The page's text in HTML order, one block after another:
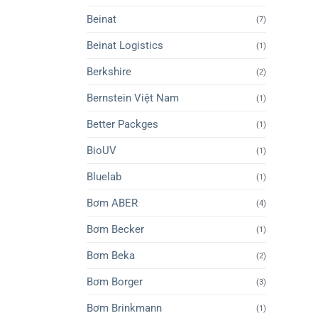
Beinat (7)
Beinat Logistics (1)
Berkshire (2)
Bernstein Việt Nam (1)
Better Packges (1)
BioUV (1)
Bluelab (1)
Bơm ABER (4)
Bơm Becker (1)
Bơm Beka (2)
Bơm Borger (3)
Bơm Brinkmann (1)